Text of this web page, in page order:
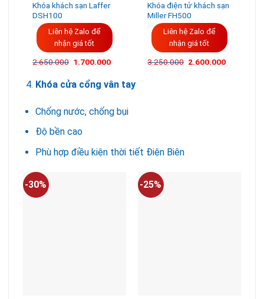
Khóa khách sạn Laffer
DSH100
Liên hệ Zalo để
nhận giá tốt
2.650.000 1.700.000
Khóa điện tử khách sạn
Miller FH500
Liên hệ Zalo để
nhận giá tốt
3.250.000 Giá
2.600.000Giá
Khóa cửa cổng vân tay
Chống nước, chống bụi
Độ bền cao
Phù hợp điều kiện thời tiết Điện Biên
-30% -25%